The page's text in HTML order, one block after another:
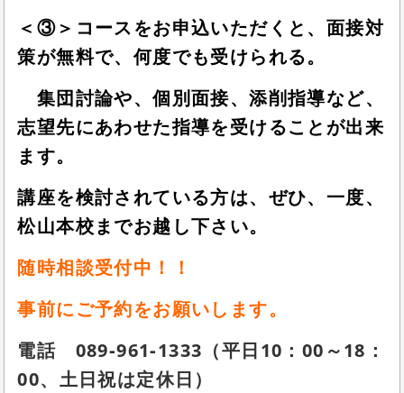
＜③＞コースをお申込いただくと、面接対
策が無料で、何度でも受けられる。
集団討論や、個別面接、添削指導など、
志望先にあわせた指導を受けることが出来
ます。
講座を検討されている方は、ぜひ、一度、
松山本校までお越し下さい。
随時相談受付中！！
事前にご予約をお願いします。
電話 089‐961‐1333（平日10：00～18：
00、土日祝は定休日）